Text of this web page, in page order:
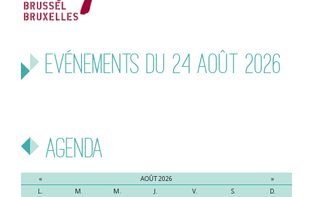
Evénements du 24 août 2026
Agenda
« AOÛT 2026
»
L.
M. M. J. V. S. D.